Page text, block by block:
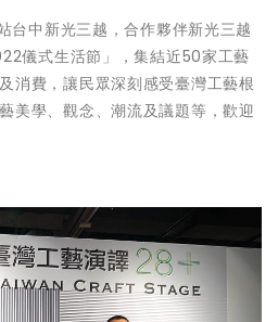
台中新光三越，合作夥伴新光三越
儀式生活節」，集結近50家工藝
消費，讓民眾深刻感受臺灣工藝根
美學、觀念、潮流及議題等，歡迎